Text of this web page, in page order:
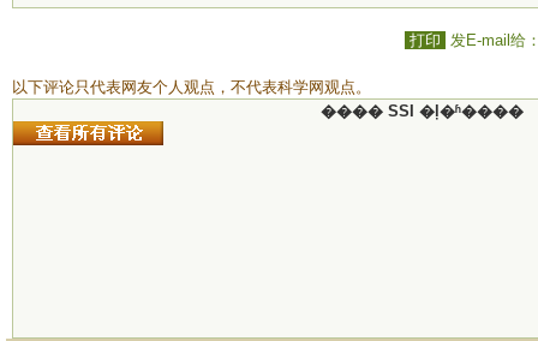
打印 发E-mail给
以下评论只代表网友个人观点，不代表科学网观点。
���� SSI �ļ�ʱ����